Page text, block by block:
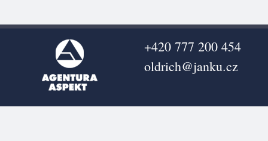
+420 777 200 454
oldrich@janku.cz